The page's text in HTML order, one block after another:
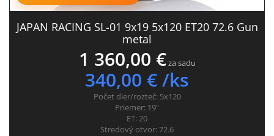
JAPAN RACING SL-01 9x19 5x120 ET20 72.6 Gun
metal
1 360,00 €za sadu
340,00 € /ks
Počet dier/rozteč: 5x120
Priemer: 19"
ET:20
Stredový otvor:72.6